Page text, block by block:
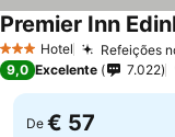
3 EstrelasHotel Refeições
Premier Inn
9,0 Excelente 7.022
De € 57